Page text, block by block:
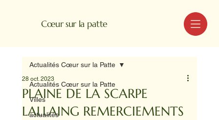
Cœur sur la patte MENU
Actualités Cœur sur la Patte
Villes
actualités
Actualités Cœur sur la Patte
PLAINE DE LA SCARPE
LALLAING REMERCIEMENTS
28 oct. 2023